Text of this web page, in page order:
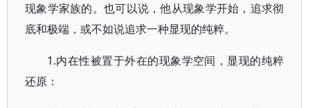
现象学家族的。也可以说，他从现象学开始，追求彻
底和极端，或不如说追求一种显现的纯粹。
1.内在性被置于外在的现象学空间，显现的纯粹
还原：